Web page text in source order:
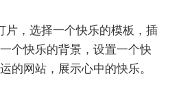
片，选择一个快乐的模板，插
个快乐的背景，设置一个快
的网站，展示心中的快乐。